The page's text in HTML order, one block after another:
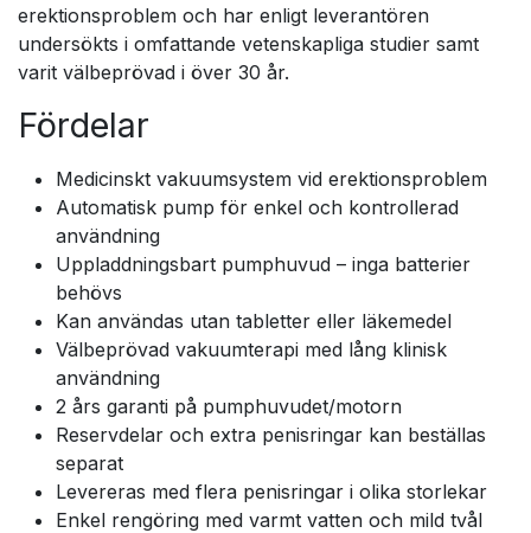
erektionsproblem och har enligt leverantören
undersökts i omfattande vetenskapliga studier samt
varit välbeprövad i över 30 år.
Fördelar
Medicinskt vakuumsystem vid erektionsproblem
Automatisk pump för enkel och kontrollerad
användning
Uppladdningsbart pumphuvud – inga batterier
behövs
Kan användas utan tabletter eller läkemedel
Välbeprövad vakuumterapi med lång klinisk
användning
2 års garanti på pumphuvudet/motorn
Reservdelar och extra penisringar kan beställas
separat
Levereras med flera penisringar i olika storlekar
Enkel rengöring med varmt vatten och mild tvål